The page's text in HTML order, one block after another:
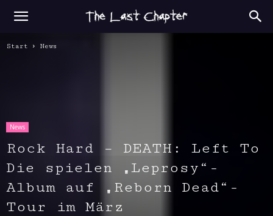
Start News
News
Rock Hard – DEATH: Left To
Die spielen „Leprosy“-
Album auf „Reborn Dead“-
Tour im März